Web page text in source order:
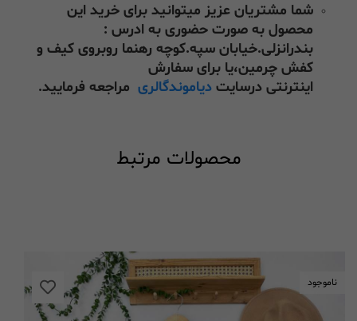
شما مشتریان عزیز میتوانید برای خرید این
محصول به صورت حضوری به ادرس :
بندرانزلی.خیابان سپه.کوچه رهنما روبروی کیف و
کفش چرمین،یا برای سفارش
اینترنتی درسایت دیاموندگالری مراجعه فرمایید.
محصولات مرتبط
ناموجود